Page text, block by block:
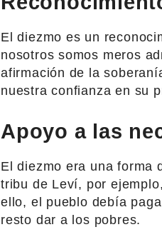
El diezmo es un
nosotros somos meros
afirmación de la
nuestra confianza en su
Apoyo a las
El diezmo era una forma
tribu de Leví, por
ello, el pueblo debía
resto dar a los pobres.